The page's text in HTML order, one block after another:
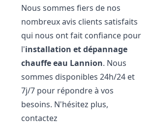
Nous sommes fiers de nos
nombreux avis clients satisfaits
qui nous ont fait confiance pour
l'installation et dépannage
chauffe eau Lannion. Nous
sommes disponibles 24h/24 et
7j/7 pour répondre à vos
besoins. N'hésitez plus,
contactez